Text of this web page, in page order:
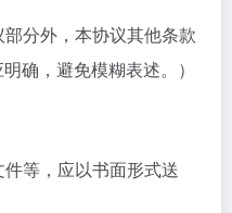
分外，本协议其他条款
确，避免模糊表述。）
等，应以书面形式送